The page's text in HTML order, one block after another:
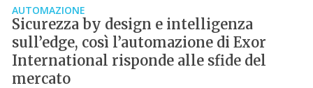
AUTOMAZIONE
Sicurezza by design e intelligenza
sull’edge, così l’automazione di Exor
International risponde alle sfide del
mercato